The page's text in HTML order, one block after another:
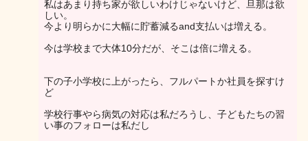
私はあまり持ち家が欲しいわけじゃないけど、旦那は欲
しい。
今より明らかに大幅に貯蓄減るand支払いは増える。
今は学校まで大体10分だが、そこは倍に増える。
下の子小学校に上がったら、フルパートか社員を探すけ
ど
学校行事やら病気の対応は私だろうし、子どもたちの習
い事のフォローは私だし